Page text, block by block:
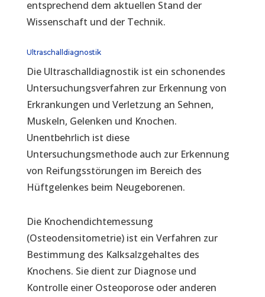
entsprechend dem aktuellen Stand der
Wissenschaft und der Technik.
Ultraschalldiagnostik
Die Ultraschalldiagnostik ist ein schonendes
Untersuchungsverfahren zur Erkennung von
Erkrankungen und Verletzung an Sehnen,
Muskeln, Gelenken und Knochen.
Unentbehrlich ist diese
Untersuchungsmethode auch zur Erkennung
von Reifungsstörungen im Bereich des
Hüftgelenkes beim Neugeborenen.
Die Knochendichtemessung
(Osteodensitometrie) ist ein Verfahren zur
Bestimmung des Kalksalzgehaltes des
Knochens. Sie dient zur Diagnose und
Kontrolle einer Osteoporose oder anderen